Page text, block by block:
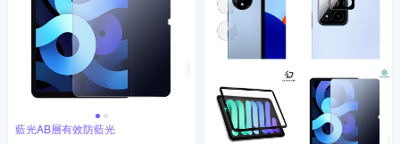
藍光AB層有效防藍光